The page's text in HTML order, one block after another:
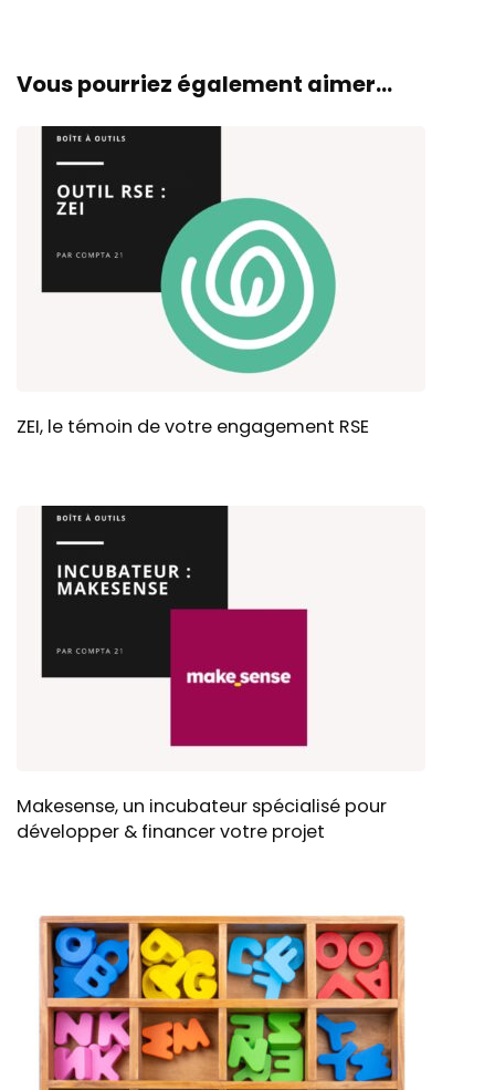
Vous pourriez également aimer...
ZEI, le témoin de votre engagement RSE
Makesense, un incubateur spécialisé pour
développer & financer votre projet